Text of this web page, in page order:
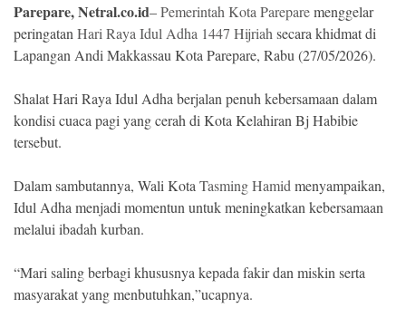
©
NETRAL
All
Right
Reserved
Parepare, Netral.co.id–Pemerintah Kota Pareparemenggelar
peringatanHari Raya Idul Adha 1447 Hijriahsecara khidmat di
Lapangan Andi Makkassau Kota Parepare, Rabu (27/05/2026).
Shalat Hari Raya Idul Adha berjalan penuh kebersamaan dalam
kondisi cuaca pagi yang cerah di Kota Kelahiran Bj Habibie
tersebut.
Dalam sambutannya, Wali KotaTasming Hamidmenyampaikan,
Idul Adha menjadi momentun untuk meningkatkan kebersamaan
melalui ibadah kurban.
“Mari saling berbagi khususnya kepada fakir dan miskin serta
masyarakat yang menbutuhkan,”ucapnya.